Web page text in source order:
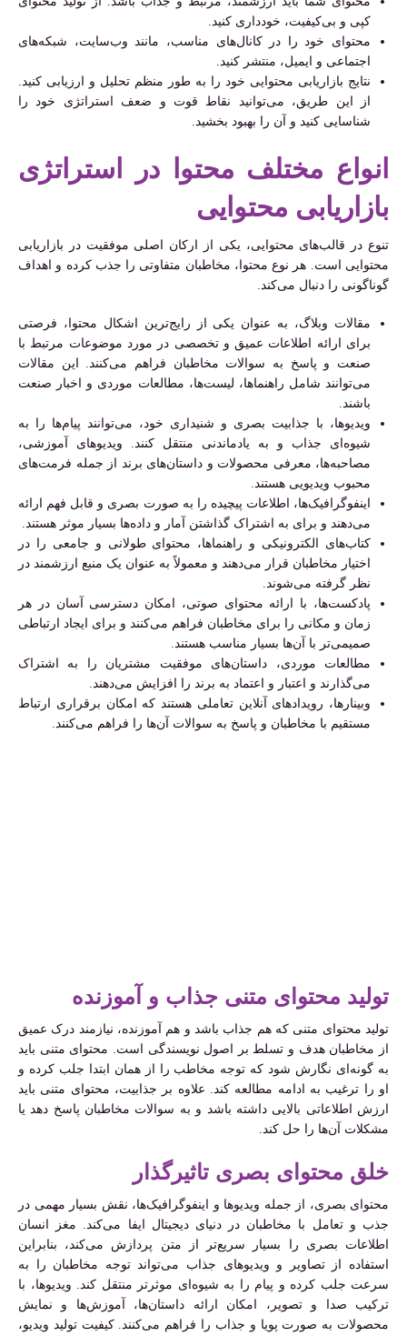
کپی و بی‌کیفیت، خودداری کنید.
محتوای خود را در کانال‌های مناسب، مانند وب‌سایت، شبکه‌های
اجتماعی و ایمیل، منتشر کنید.
نتایج بازاریابی محتوایی خود را به طور منظم تحلیل و ارزیابی کنید.
از این طریق، می‌توانید نقاط قوت و ضعف استراتژی خود را
شناسایی کنید و آن را بهبود بخشید.
انواع مختلف محتوا در استراتژی
بازاریابی محتوایی
تنوع در قالب‌های محتوایی، یکی از ارکان اصلی موفقیت در بازاریابی
محتوایی است. هر نوع محتوا، مخاطبان متفاوتی را جذب کرده و اهداف
گوناگونی را دنبال می‌کند.
مقالات وبلاگ، به عنوان یکی از رایج‌ترین اشکال محتوا، فرصتی
برای ارائه اطلاعات عمیق و تخصصی در مورد موضوعات مرتبط با
صنعت و پاسخ به سوالات مخاطبان فراهم می‌کنند. این مقالات
می‌توانند شامل راهنماها، لیست‌ها، مطالعات موردی و اخبار صنعت
باشند.
ویدیوها، با جذابیت بصری و شنیداری خود، می‌توانند پیام‌ها را به
شیوه‌ای جذاب و به یادماندنی منتقل کنند. ویدیوهای آموزشی،
مصاحبه‌ها، معرفی محصولات و داستان‌های برند از جمله فرمت‌های
محبوب ویدیویی هستند.
اینفوگرافیک‌ها، اطلاعات پیچیده را به صورت بصری و قابل فهم ارائه
می‌دهند و برای به اشتراک گذاشتن آمار و داده‌ها بسیار موثر هستند.
کتاب‌های الکترونیکی و راهنماها، محتوای طولانی و جامعی را در
اختیار مخاطبان قرار می‌دهند و معمولاً به عنوان یک منبع ارزشمند در
نظر گرفته می‌شوند.
پادکست‌ها، با ارائه محتوای صوتی، امکان دسترسی آسان در هر
زمان و مکانی را برای مخاطبان فراهم می‌کنند و برای ایجاد ارتباطی
صمیمی‌تر با آن‌ها بسیار مناسب هستند.
مطالعات موردی، داستان‌های موفقیت مشتریان را به اشتراک
می‌گذارند و اعتبار و اعتماد به برند را افزایش می‌دهند.
وبینارها، رویدادهای آنلاین تعاملی هستند که امکان برقراری ارتباط
مستقیم با مخاطبان و پاسخ به سوالات آن‌ها را فراهم می‌کنند.
تولید محتوای متنی جذاب و آموزنده
تولید محتوای متنی که هم جذاب باشد و هم آموزنده، نیازمند درک عمیق
از مخاطبان هدف و تسلط بر اصول نویسندگی است. محتوای متنی باید
به گونه‌ای نگارش شود که توجه مخاطب را از همان ابتدا جلب کرده و
او را ترغیب به ادامه مطالعه کند. علاوه بر جذابیت، محتوای متنی باید
ارزش اطلاعاتی بالایی داشته باشد و به سوالات مخاطبان پاسخ دهد یا
مشکلات آن‌ها را حل کند.
خلق محتوای بصری تاثیرگذار
محتوای بصری، از جمله ویدیوها و اینفوگرافیک‌ها، نقش بسیار مهمی در
جذب و تعامل با مخاطبان در دنیای دیجیتال ایفا می‌کند. مغز انسان
اطلاعات بصری را بسیار سریع‌تر از متن پردازش می‌کند، بنابراین
استفاده از تصاویر و ویدیوهای جذاب می‌تواند توجه مخاطبان را به
سرعت جلب کرده و پیام را به شیوه‌ای موثرتر منتقل کند. ویدیوها، با
ترکیب صدا و تصویر، امکان ارائه داستان‌ها، آموزش‌ها و نمایش
محصولات به صورت پویا و جذاب را فراهم می‌کنند. کیفیت تولید ویدیو،